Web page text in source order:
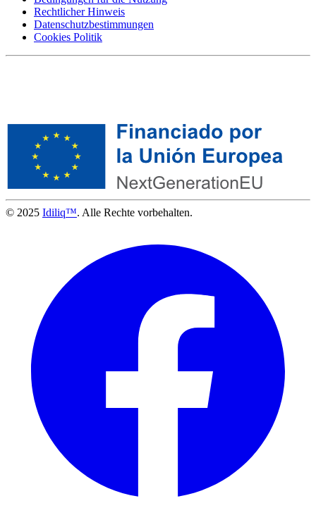
Rechtlicher Hinweis
Datenschutzbestimmungen
Cookies Politik
© 2025 Idiliq™. Alle Rechte vorbehalten.